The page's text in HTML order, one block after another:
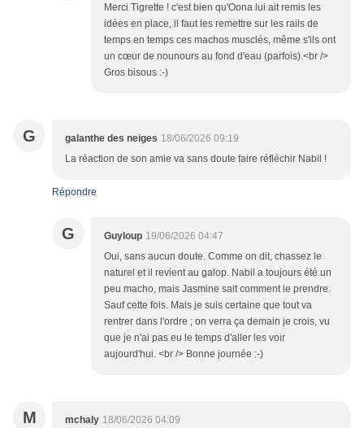
Merci Tigrette ! c'est bien qu'Oona lui ait remis les
idées en place, il faut les remettre sur les rails de
temps en temps ces machos musclés, même s'ils ont
un cœur de nounours au fond d'eau (parfois).<br />
Gros bisous :-)
G galanthe des neiges 18/06/2026 09:19
La réaction de son amie va sans doute faire réfléchir Nabil !
Répondre
G Guyloup 19/06/2026 04:47
Oui, sans aucun doute. Comme on dit, chassez le
naturel et il revient au galop. Nabil a toujours été un
peu macho, mais Jasmine sait comment le prendre.
Sauf cette fois. Mais je suis certaine que tout va
rentrer dans l'ordre ; on verra ça demain je crois, vu
que je n'ai pas eu le temps d'aller les voir
aujourd'hui. <br /> Bonne journée :-)
M mchaly 18/06/2026 04:09